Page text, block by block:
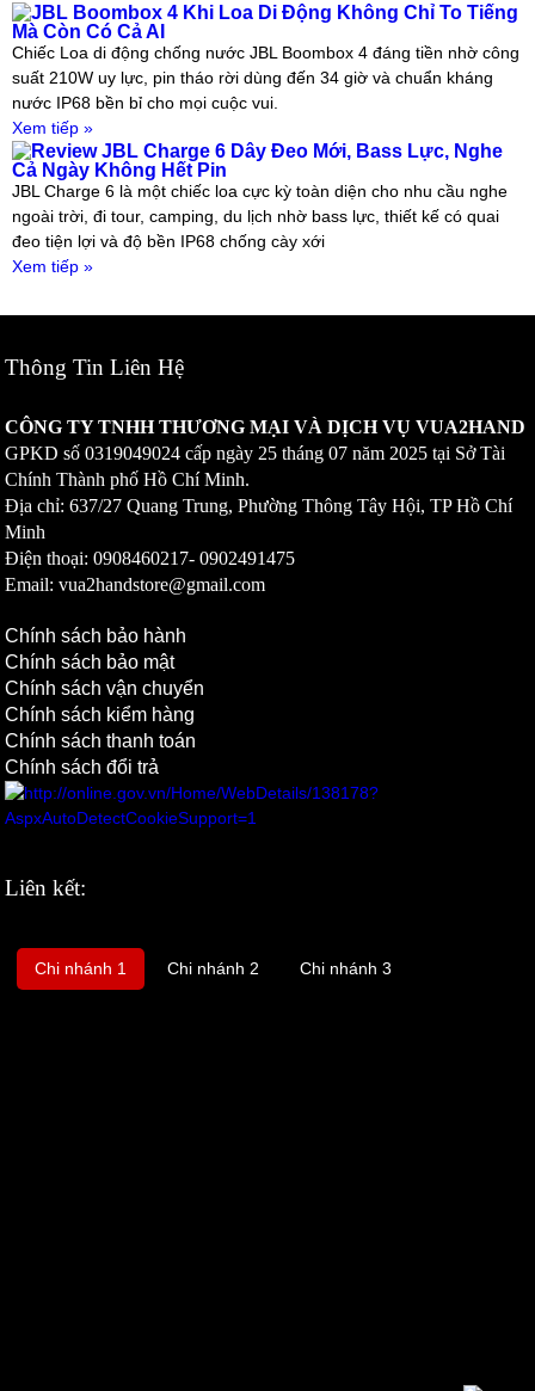
JBL Boombox 4 Khi Loa Di Động Không Chỉ To Tiếng
Mà Còn Có Cả AI
Chiếc Loa di động chống nước JBL Boombox 4 đáng tiền nhờ công
suất 210W uy lực, pin tháo rời dùng đến 34 giờ và chuẩn kháng
nước IP68 bền bỉ cho mọi cuộc vui.
Xem tiếp »
Review JBL Charge 6 Dây Đeo Mới, Bass Lực, Nghe
Cả Ngày Không Hết Pin
JBL Charge 6 là một chiếc loa cực kỳ toàn diện cho nhu cầu nghe
ngoài trời, đi tour, camping, du lịch nhờ bass lực, thiết kế có quai
đeo tiện lợi và độ bền IP68 chống cày xới
Xem tiếp »
Thông Tin Liên Hệ
CÔNG TY TNHH THƯƠNG MẠI VÀ DỊCH VỤ VUA2HAND
GPKD số0319049024 cấp ngày 25 tháng 07 năm 2025 tại Sở Tài
Chính Thành phố Hồ Chí Minh.
Địa chỉ: 637/27 Quang Trung, Phường Thông Tây Hội, TP Hồ Chí
Minh
Điện thoại: 0908460217-0902491475
Email: vua2handstore@gmail.com
Chính sách bảo hành
Chính sách bảo mật
Chính sách vận chuyển
Chính sách kiểm hàng
Chính sách thanh toán
Chính sách đổi trả
Liên kết:
Chi nhánh 1 Chi nhánh 2 Chi nhánh 3